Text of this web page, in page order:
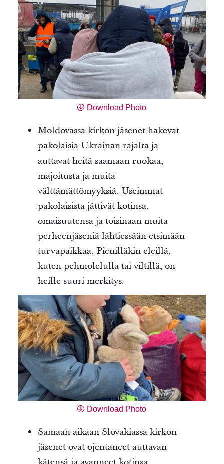
Download Photo
Moldovassa kirkon jäsenet hakevat
pakolaisia Ukrainan rajalta ja
auttavat heitä saamaan ruokaa,
majoitusta ja muita
välttämättömyyksiä. Useimmat
pakolaisista jättivät kotinsa,
omaisuutensa ja toisinaan muita
perheenjäseniä lähtiessään etsimään
turvapaikkaa. Pienilläkin eleillä,
kuten pehmolelulla tai viltillä, on
heille suuri merkitys.
Download Photo
Samaan aikaan Slovakiassa kirkon
jäsenet ovat ojentaneet auttavan